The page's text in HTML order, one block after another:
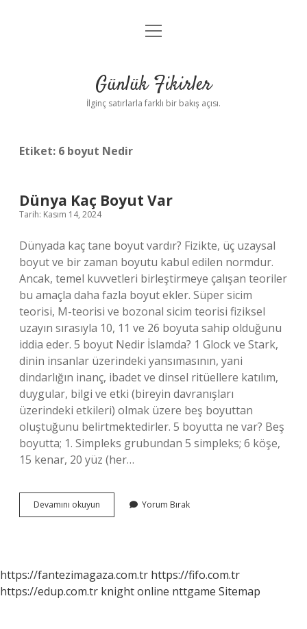
Anasayfa
Yasal Uyarı
menüyü
Günlük Fikirler
İlginç satırlarla farklı bir bakış açısı.
Etiket: 6 boyut Nedir
Dünya Kaç Boyut Var
Tarih: Kasım 14, 2024
Dünyada kaç tane boyut vardır? Fizikte, üç uzaysal
boyut ve bir zaman boyutu kabul edilen normdur.
Ancak, temel kuvvetleri birleştirmeye çalışan teoriler
bu amaçla daha fazla boyut ekler. Süper sicim
teorisi, M-teorisi ve bozonal sicim teorisi fiziksel
uzayın sırasıyla 10, 11 ve 26 boyuta sahip olduğunu
iddia eder. 5 boyut Nedir İslamda? 1 Glock ve Stark,
dinin insanlar üzerindeki yansımasının, yani
dindarlığın inanç, ibadet ve dinsel ritüellere katılım,
duygular, bilgi ve etki (bireyin davranışları
üzerindeki etkileri) olmak üzere beş boyuttan
oluştuğunu belirtmektedirler. 5 boyutta ne var? Beş
boyutta; 1. Simpleks grubundan 5 simpleks; 6 köşe,
15 kenar, 20 yüz (her…
Devamını okuyun
Kaç
Yorum Bırak
https://fantezimagaza.com.tr https://fifo.com.tr
https://edup.com.tr knight online nttgame Sitemap